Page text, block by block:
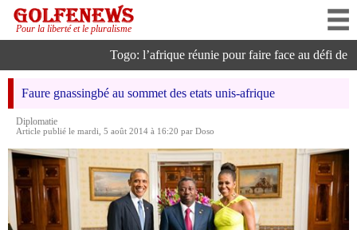
Pour la liberté et le pluralisme
Togo: l’afrique réunie pour faire face au défi de
Faure gnassingbé au sommet des etats unis-afrique
Diplomatie
Article publié le mardi, 5 août 2014 à 16:20 par Doso